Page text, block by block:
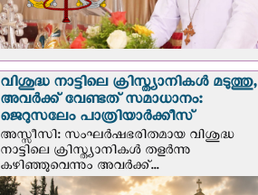
വിശുദ്ധ നാട്ടിലെ ക്രിസ്ത്യാനികൾ മടുത്തു,
അവർക്ക് വേണ്ടത് സമാധാനം:
ജെറുസലേം പാത്രിയാര്‍ക്കീസ്
അസ്സീസി: സംഘര്‍ഷഭരിതമായ വിശുദ്ധ
നാട്ടിലെ ക്രിസ്ത്യാനികൾ തളര്‍ന്നു
കഴിഞ്ഞുവെന്നും അവർക്ക്...